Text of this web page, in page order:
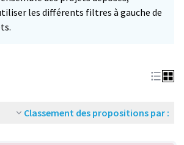
les différents filtres à gauche de
Classement des propositions par :